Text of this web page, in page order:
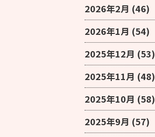
2026年2月 (46)
2026年1月 (54)
2025年12月 (53)
2025年11月 (48)
2025年10月 (58)
2025年9月 (57)